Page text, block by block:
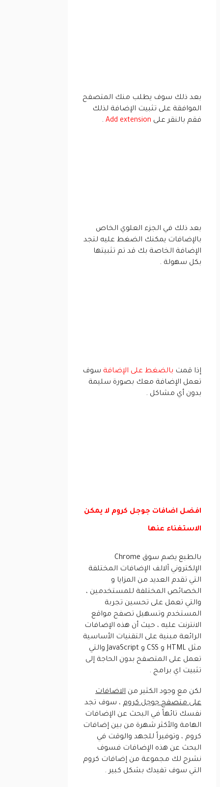
بعد ذلك سوف يطلب منك المتصفح
الموافقة على تثبيت الإضافة لذلك
فقم بالنقر على
.
بعد ذلك في الجزء العلوي الخاص
بالإضافات يمكنك الضغط عليه لتجد
الإضافة الخاصة بك قد تم تثبيتها
بكل سهولة .
إذا قمت بالضغط على الإضافة سوف
تعمل الإضافة معك بصورة سليمة
بدون أي مشاكل .
افضل اضافات جوجل كروم لا يمكن
الاستغناء عنها
بالطبع يضم ‏سوق Chrome
الإلكتروني آلالف الإضافات المختلفة
التي تقدم العديد من المزايا و
الخصائص المختلفة للمستخدمين ،
والتي تعمل على تحسين تجربة
المستخدم وتسهيل تصفح مواقع
الانترنت عليه ، حيث أن هذه الإضافات
الرائعة مبنية على التقنيات الأساسية
مثل HTML و CSS و JavaScript والتي
تعمل على المتصفح بدون الحاجة إلى
تثبيت اي برامج .
لكن مع وجود الكثير من الاضافات
على متصفح جوجل كروم ، سوف تجد
نفسك تائهاً في البحث عن الإضافات
الهامة والأكثر شهرة من بين إضافات
كروم ، وتوفيراً للجهد والوقت في
البحث عن هذه الإضافات فسوف
نشرح لك مجموعة من إضافات كروم
التي سوف تفيدك بشكل كبير .